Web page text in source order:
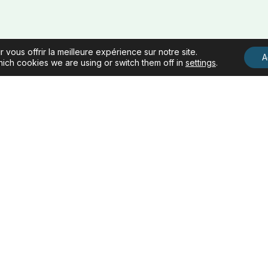
vous offrir la meilleure expérience sur notre site.
cookies we are using or switch them off in settings.